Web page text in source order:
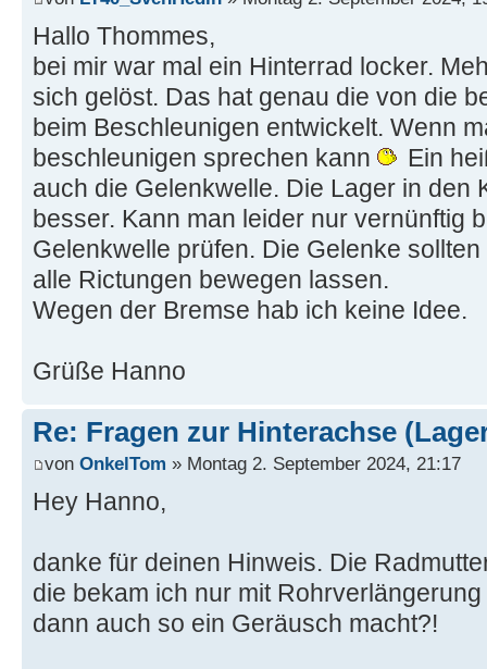
Hallo Thommes,
bei mir war mal ein Hinterrad locker.
sich gelöst. Das hat genau die von die
beim Beschleunigen entwickelt. Wenn
beschleunigen sprechen kann
Ein
auch die Gelenkwelle. Die Lager in den
besser. Kann man leider nur vernünftig
Gelenkwelle prüfen. Die Gelenke
alle Rictungen bewegen lassen.
Wegen der Bremse hab ich keine Idee.
Grüße Hanno
Re: Fragen zur Hinterachse
von OnkelTom » Montag 2. September 2024, 21:17
Hey Hanno,
danke für deinen Hinweis. Die
die bekam ich nur mit
dann auch so ein Geräusch macht?!